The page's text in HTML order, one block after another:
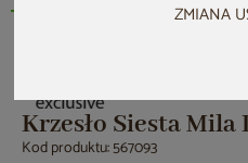
ZMIANA
Krzesło Siesta Mila
Kod produktu: 567093